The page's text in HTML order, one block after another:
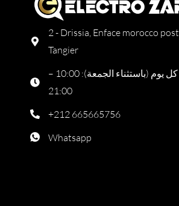
2 - Drissia, Enface morocco post ,
Tangier
كل يوم (باستثناء الجمعة): 10:00 –
21:00
+212 665665756
Whatsapp